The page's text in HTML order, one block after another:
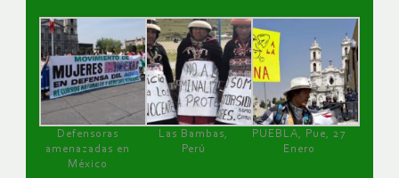
Defensoras
amenazadas en
México
Las Bambas,
Perú
PUEBLA, Pue, 27
Enero